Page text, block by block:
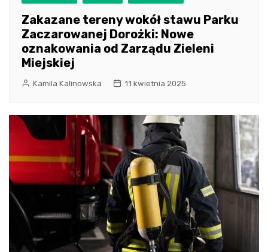
Zakazane tereny wokół stawu Parku
Zaczarowanej Dorożki: Nowe
oznakowania od Zarządu Zieleni
Miejskiej
Kamila Kalinowska 11 kwietnia 2025